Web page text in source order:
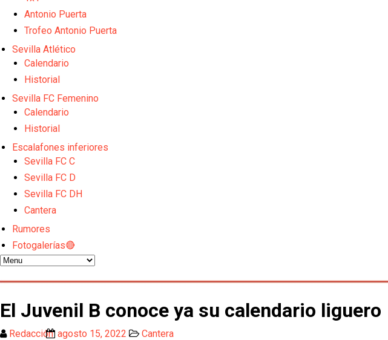
El Sevilla FC oficializa la cesión de Rafa Mir al Aris de Salónica
Juanlu se marcha traspasado al Bournemouth
Vargas y Sow se incorporan al grupo en la sesión del martes
Antonio Puerta
Trofeo Antonio Puerta
Sevilla Atlético
Calendario
Historial
Sevilla FC Femenino
Calendario
Historial
Escalafones inferiores
Sevilla FC C
Sevilla FC D
Sevilla FC DH
Cantera
Rumores
Fotogalerías🔴
El Juvenil B conoce ya su calendario liguero
Redacción agosto 15, 2022
Cantera